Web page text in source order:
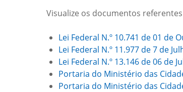
Visualize os documentos referentes
Lei Federal N.º 10.741 de 01 de
Lei Federal N.º 11.977 de 7 de
Lei Federal N.º 13.146 de 06 de
Portaria do Ministério das
Portaria do Ministério das